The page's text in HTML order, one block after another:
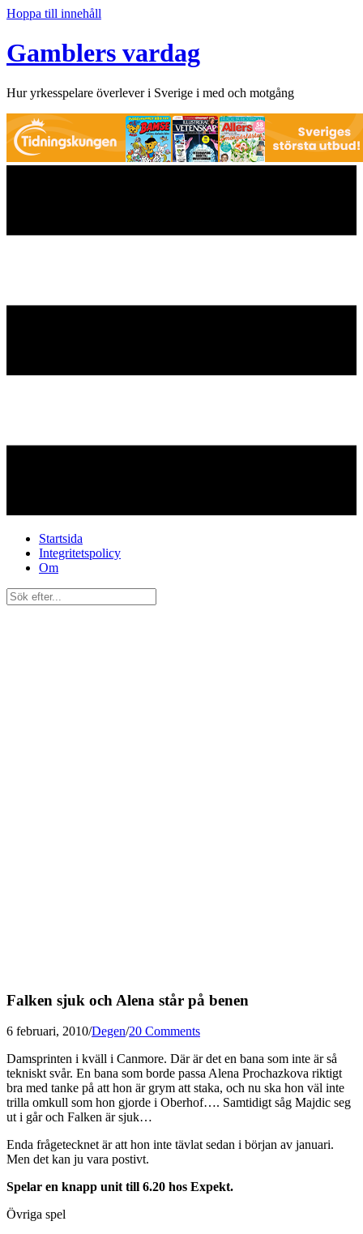
Hoppa till innehåll
Gamblers vardag
Hur yrkesspelare överlever i Sverige i med och motgång
Startsida
Integritetspolicy
Om
Falken sjuk och Alena står på benen
6 februari, 2010/Degen/20 Comments
Damsprinten i kväll i Canmore. Där är det en bana som inte är så
tekniskt svår. En bana som borde passa Alena Prochazkova riktigt
bra med tanke på att hon är grym att staka, och nu ska hon väl inte
trilla omkull som hon gjorde i Oberhof…. Samtidigt såg Majdic seg
ut i går och Falken är sjuk…
Enda frågetecknet är att hon inte tävlat sedan i början av januari.
Men det kan ju vara postivt.
Spelar en knapp unit till 6.20 hos Expekt.
Övriga spel